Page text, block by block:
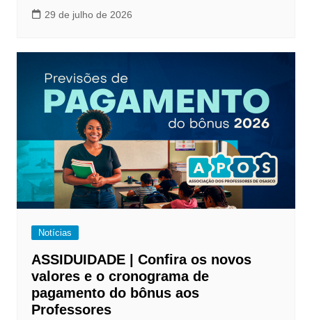
29 de julho de 2026
Notícias
ASSIDUIDADE | Confira os novos
valores e o cronograma de
pagamento do bônus aos
Professores